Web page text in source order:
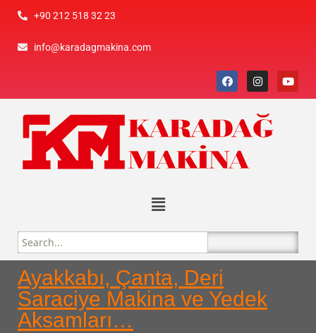
+90 212 518 32 23
info@karadagmakina.com
Ayakkabı, Çanta, Deri
Saraciye Makina ve Yedek
Aksamları…